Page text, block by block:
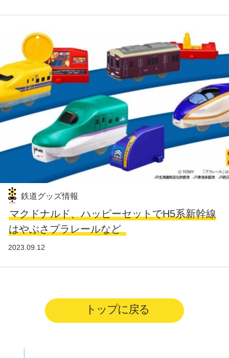
鉄道グッズ情報
マクドナルド、ハッピーセットでH5系新幹線
はやぶさプラレールなど
2023.09.12
トップに戻る